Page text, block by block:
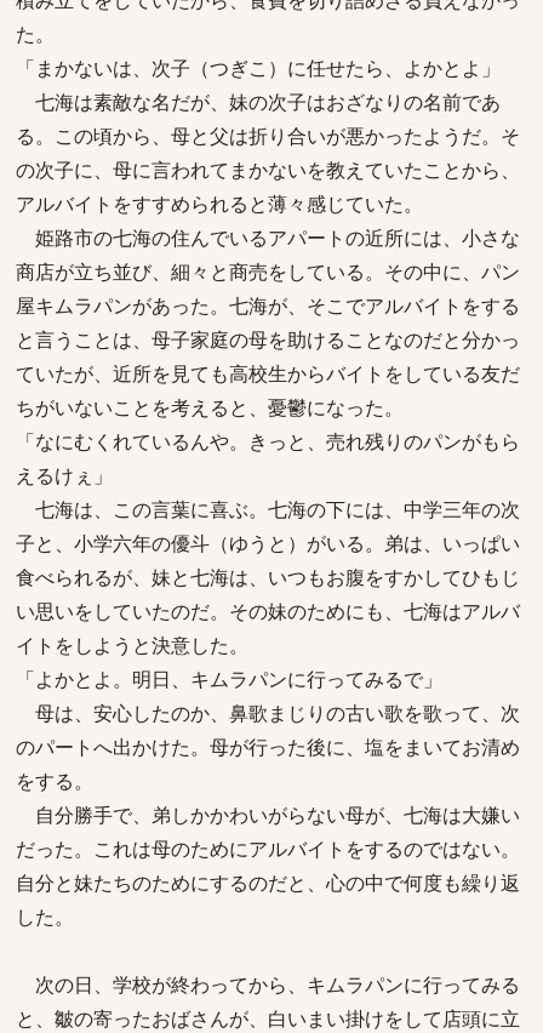
た。
「まかないは、次子（つぎこ）に任せたら、よかとよ」
七海は素敵な名だが、妹の次子はおざなりの名前であ
る。この頃から、母と父は折り合いが悪かったようだ。そ
の次子に、母に言われてまかないを教えていたことから、
アルバイトをすすめられると薄々感じていた。
姫路市の七海の住んでいるアパートの近所には、小さな
商店が立ち並び、細々と商売をしている。その中に、パン
屋キムラパンがあった。七海が、そこでアルバイトをする
と言うことは、母子家庭の母を助けることなのだと分かっ
ていたが、近所を見ても高校生からバイトをしている友だ
ちがいないことを考えると、憂鬱になった。
「なにむくれているんや。きっと、売れ残りのパンがもら
えるけぇ」
七海は、この言葉に喜ぶ。七海の下には、中学三年の次
子と、小学六年の優斗（ゆうと）がいる。弟は、いっぱい
食べられるが、妹と七海は、いつもお腹をすかしてひもじ
い思いをしていたのだ。その妹のためにも、七海はアルバ
イトをしようと決意した。
「よかとよ。明日、キムラパンに行ってみるで」
母は、安心したのか、鼻歌まじりの古い歌を歌って、次
のパートへ出かけた。母が行った後に、塩をまいてお清め
をする。
自分勝手で、弟しかかわいがらない母が、七海は大嫌い
だった。これは母のためにアルバイトをするのではない。
自分と妹たちのためにするのだと、心の中で何度も繰り返
した。
次の日、学校が終わってから、キムラパンに行ってみる
と、皺の寄ったおばさんが、白いまい掛けをして店頭に立